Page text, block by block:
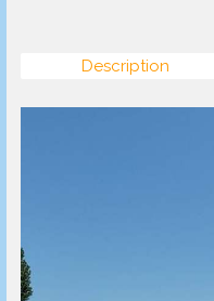
Description